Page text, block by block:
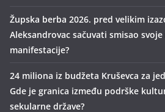
Župska berba 2026. pred velikim
Aleksandrovac sačuvati smisao
manifestacije?
24 miliona iz budžeta Kruševca za
Gde je granica između podrške
sekularne države?